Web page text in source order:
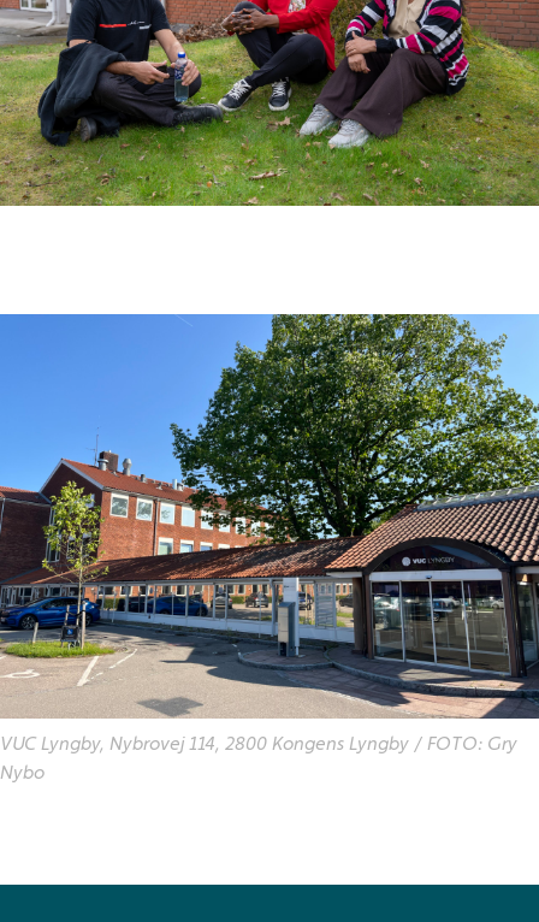
VUC Lyngby, Nybrovej 114, 2800 Kongens Lyngby / FOTO: Gry
Nybo